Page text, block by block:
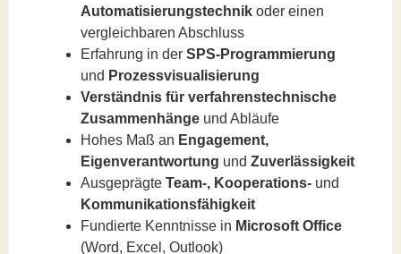
Automatisierungstechnik oder einen
vergleichbaren Abschluss
Erfahrung in der SPS-Programmierung
und Prozessvisualisierung
Verständnis für verfahrenstechnische
Zusammenhänge und Abläufe
Hohes Maß an Engagement,
Eigenverantwortung und Zuverlässigkeit
Ausgeprägte Team-, Kooperations- und
Kommunikationsfähigkeit
Fundierte Kenntnisse in Microsoft Office
(Word, Excel, Outlook)